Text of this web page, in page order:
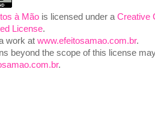
à Mão is licensed under a Creative
License.
work at www.efeitosamao.com.br.
beyond the scope of this license
.